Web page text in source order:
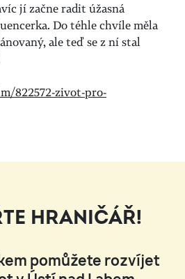
jí začne radit úžasná
Do téhle chvíle měla
ale teď se z ní stal
822572-zivot-pro-
HRANIČÁŘ!
pomůžete rozvíjet